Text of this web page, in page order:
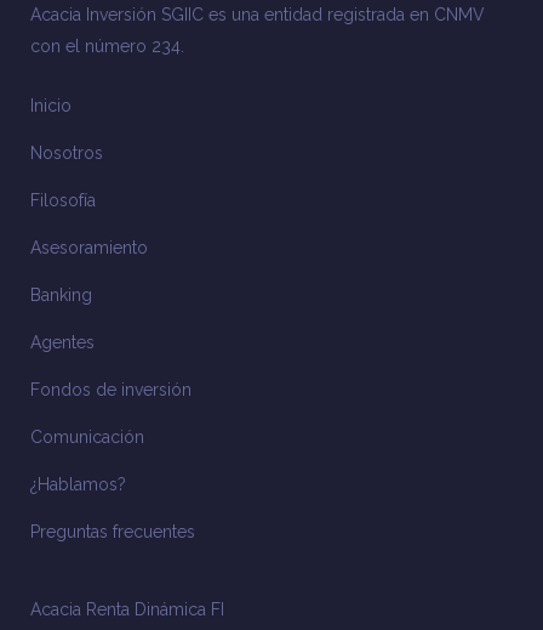
Acacia Inversión SGIIC es una entidad registrada en CNMV
con el número 234.
Inicio
Nosotros
Filosofía
Asesoramiento
Banking
Agentes
Fondos de inversión
Comunicación
¿Hablamos?
Preguntas frecuentes
Acacia Renta Dinámica FI